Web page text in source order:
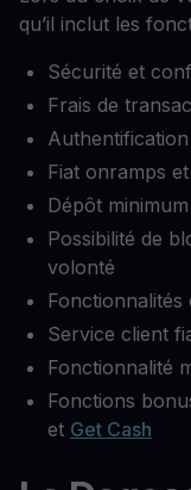
qu’il inclut les
Sécurité et
Frais de
Fiat onramps
Dépôt
Possibilité de
volonté
Fonctionnalités
Service client
Fonctionnalité
Fonctions
et Get Cash